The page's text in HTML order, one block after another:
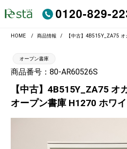
0120-829-
HOME 商品情報 【中古】4B515Y_ZA75 オカム
オープン書庫
商品番号：80-AR60526S
【中古】4B515Y_ZA75 オ
オープン書庫 H1270 ホワ